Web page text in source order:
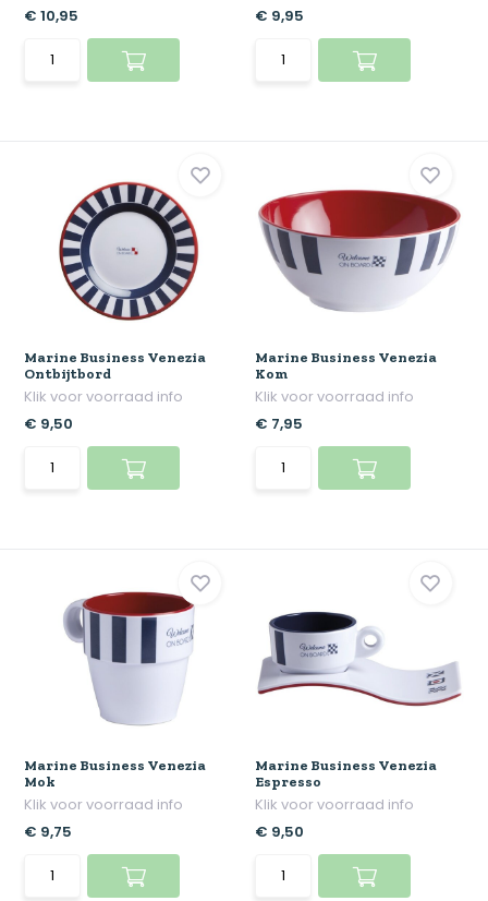
€ 10,95
€ 9,95
Marine Business Venezia
Ontbijtbord
Klik voor voorraad info
€ 9,50
Marine Business Venezia
Kom
Klik voor voorraad info
€ 7,95
Marine Business Venezia
Mok
Klik voor voorraad info
€ 9,75
Marine Business Venezia
Espresso
Klik voor voorraad info
€ 9,50